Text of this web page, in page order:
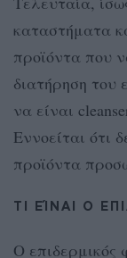
καταστήματα
προϊόντα που
διατήρηση του
να είναι
Εννοείται ότι
προϊόντα
ΤΙ ΕΊΝΑΙ Ο
Ο επιδερμικός